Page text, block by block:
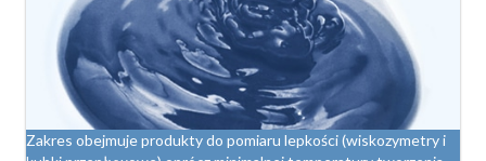
Zakres obejmuje produkty do pomiaru lepkości (wiskozymetry i